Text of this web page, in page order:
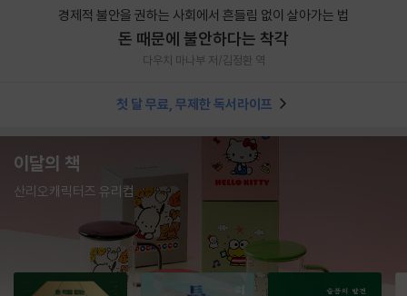
경제적 불안을 권하는 사회에서 흔들림 없이 살아가는 법
돈 때문에 불안하다는 착각
다우치 마나부 저/김정환 역
첫 달 무료, 무제한 독서라이프
이달의 책
산리오캐릭터즈 유리컵